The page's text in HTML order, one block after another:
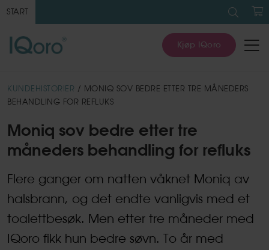
START etter:
Kjøp IQoro
KUNDEHISTORIER / MONIQ SOV BEDRE ETTER TRE MÅNEDERS
BEHANDLING FOR REFLUKS
Moniq sov bedre etter tre
måneders behandling for refluks
Flere ganger om natten våknet Moniq av
halsbrann, og det endte vanligvis med et
toalettbesøk. Men etter tre måneder med
IQoro fikk hun bedre søvn. To år med